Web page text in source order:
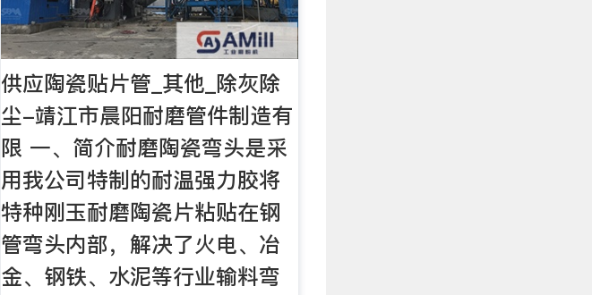
供应陶瓷贴片管_其他_除灰除
尘-靖江市晨阳耐磨管件制造有
限 一、简介耐磨陶瓷弯头是采
用我公司特制的耐温强力胶将
特种刚玉耐磨陶瓷片粘贴在钢
管弯头内部，解决了火电、冶
金、钢铁、水泥等行业输料弯